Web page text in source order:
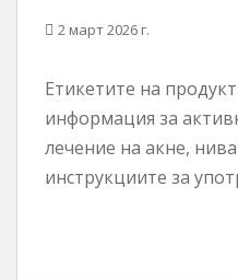
2 март 2026 г.
Етикетите на
информация за
лечение на акне,
инструкциите за